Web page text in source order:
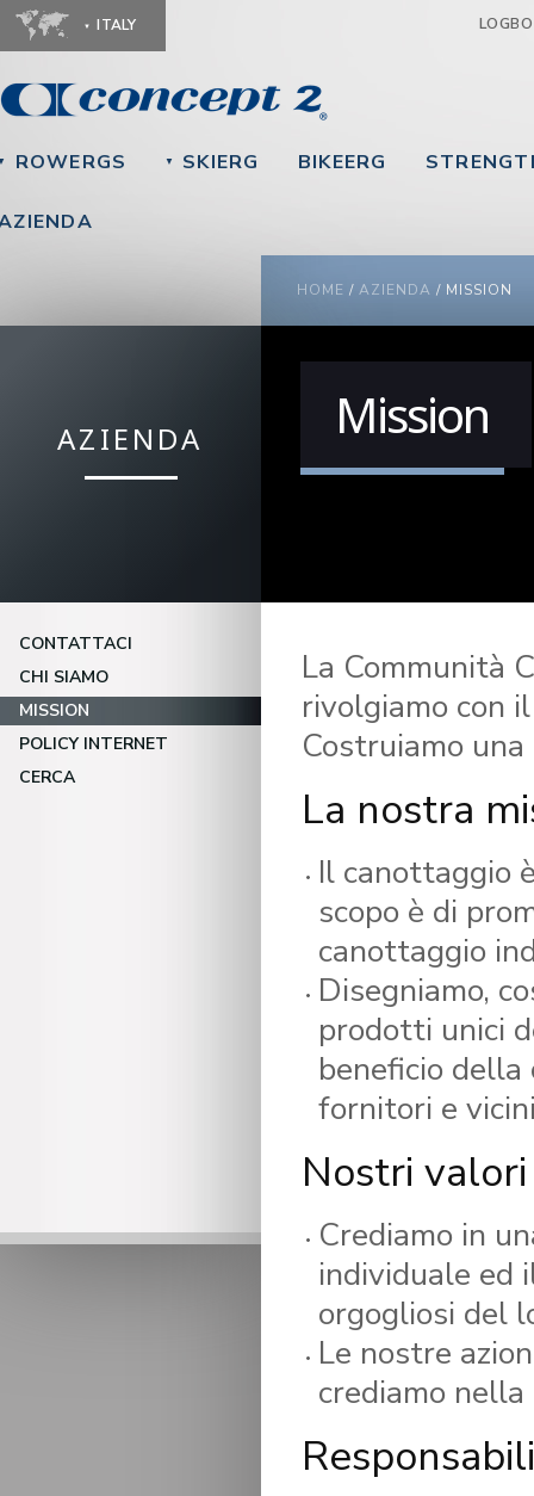
ITALY
ROWERGS ▼ SKIERG BIKEERG
YOU ARE HERE
HOME / AZIENDA / MISSION
AZIENDA
CONTATTACI
CHI SIAMO
MISSION
POLICY INTERNET
CERCA
Mission
La Communità
rivolgiamo con
Costruiamo
La nostra
Il canottaggio
scopo è di
canottaggio
Disegniamo,
prodotti unici
beneficio
fornitori e
Nostri valori
Crediamo in
individuale ed
orgogliosi del
Le nostre
crediamo